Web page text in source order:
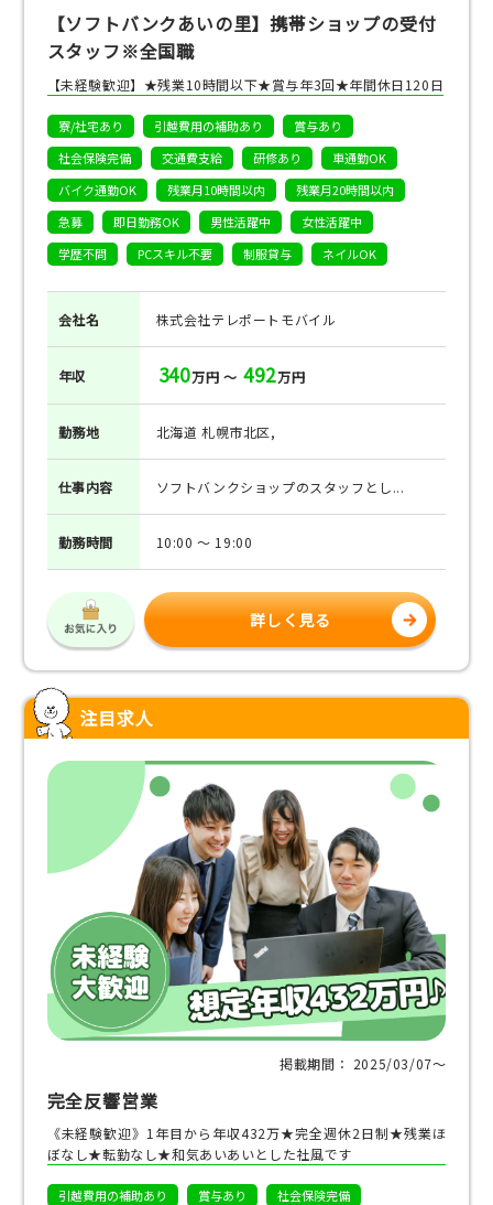
【ソフトバンクあいの里】携帯ショップの受付
スタッフ※全国職
【未経験歓迎】★残業10時間以下★賞与年3回★年間休日120日
寮/社宅あり 引越費用の補助あり
賞与あり
社会保険完備
交通費支給 研修あり
車通勤OK
バイク通勤OK
残業月10時間以内
残業月20時間以内
急募
即日勤務OK 男性活躍中
女性活躍中
学歴不問
PCスキル不要 制服貸与 ネイルOK
会社名 株式会社テレポートモバイル
年収 340万円 ～ 492万円
勤務地 北海道 札幌市北区,
仕事内容 ソフトバンクショップのスタッフとし...
勤務時間 10:00 ～ 19:00
詳しく見る
注目求人
掲載期間： 2025/03/07〜
完全反響営業
《未経験歓迎》1年目から年収432万★完全週休2日制★残業ほ
ぼなし★転勤なし★和気あいあいとした社風です
引越費用の補助あり 賞与あり
社会保険完備